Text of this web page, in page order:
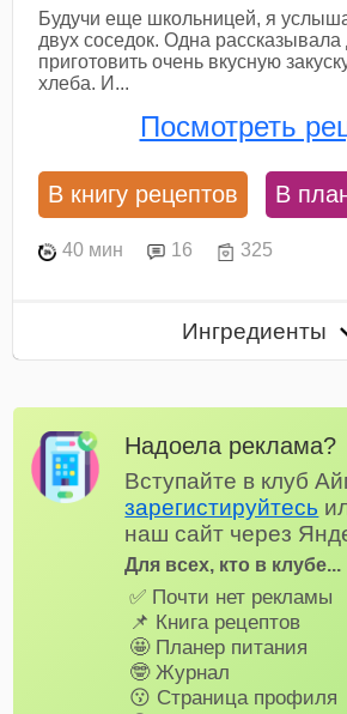
Будучи еще школьницей, я
двух соседок. Одна рассказывала
приготовить очень вкусную
хлеба. И...
Посмотреть
В книгу рецептов В
40 мин 16 325
Ингредиенты
Надоела реклама?
Вступайте в клуб
зарегистируйтесь
наш сайт через
Для всех, кто в клубе...
✅ Почти нет рекламы
📌 Книга рецептов
🤩 Планер питания
🤓 Журнал
😗 Страница профиля